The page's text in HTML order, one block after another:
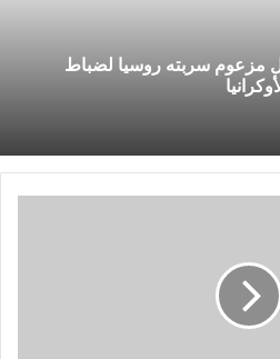
مزعوم سربته روسيا لضباط